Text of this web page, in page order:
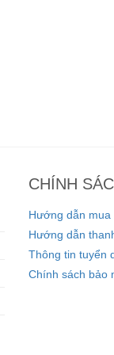
CHÍNH
Hướng dẫn mua
Hướng dẫn
Thông tin tuyển
Chính sách bảo